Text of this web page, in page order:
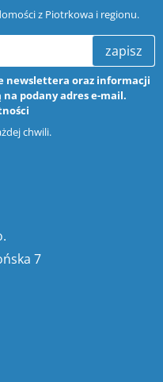
z Piotrkowa i regionu.
zapisz
newslettera oraz informacji
podany adres e-mail.
chwili.
7